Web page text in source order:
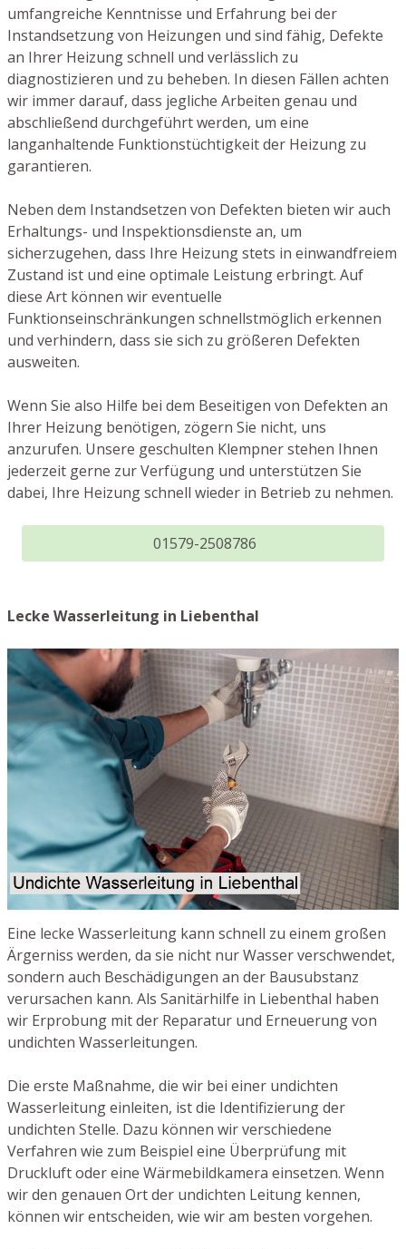
umfangreiche Kenntnisse und Erfahrung bei der
Instandsetzung von Heizungen und sind fähig, Defekte
an Ihrer Heizung schnell und verlässlich zu
diagnostizieren und zu beheben. In diesen Fällen achten
wir immer darauf, dass jegliche Arbeiten genau und
abschließend durchgeführt werden, um eine
langanhaltende Funktionstüchtigkeit der Heizung zu
garantieren.
Neben dem Instandsetzen von Defekten bieten wir auch
Erhaltungs- und Inspektionsdienste an, um
sicherzugehen, dass Ihre Heizung stets in einwandfreiem
Zustand ist und eine optimale Leistung erbringt. Auf
diese Art können wir eventuelle
Funktionseinschränkungen schnellstmöglich erkennen
und verhindern, dass sie sich zu größeren Defekten
ausweiten.
Wenn Sie also Hilfe bei dem Beseitigen von Defekten an
Ihrer Heizung benötigen, zögern Sie nicht, uns
anzurufen. Unsere geschulten Klempner stehen Ihnen
jederzeit gerne zur Verfügung und unterstützen Sie
dabei, Ihre Heizung schnell wieder in Betrieb zu nehmen.
01579-2508786
Lecke Wasserleitung in Liebenthal
Eine lecke Wasserleitung kann schnell zu einem großen
Ärgerniss werden, da sie nicht nur Wasser verschwendet,
sondern auch Beschädigungen an der Bausubstanz
verursachen kann. Als Sanitärhilfe in Liebenthal haben
wir Erprobung mit der Reparatur und Erneuerung von
undichten Wasserleitungen.
Die erste Maßnahme, die wir bei einer undichten
Wasserleitung einleiten, ist die Identifizierung der
undichten Stelle. Dazu können wir verschiedene
Verfahren wie zum Beispiel eine Überprüfung mit
Druckluft oder eine Wärmebildkamera einsetzen. Wenn
wir den genauen Ort der undichten Leitung kennen,
können wir entscheiden, wie wir am besten vorgehen.